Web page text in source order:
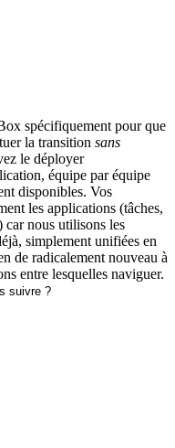
spécifiquement pour que
la transition sans
le déployer
équipe par équipe
disponibles. Vos
les applications (tâches,
car nous utilisons les
simplement unifiées en
de radicalement nouveau à
entre lesquelles naviguer.
suivre ?